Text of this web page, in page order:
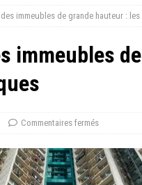
immeubles de grande hauteur :
immeubles
Commentaires fermés